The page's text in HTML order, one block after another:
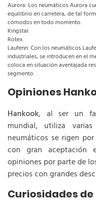
Aurora: Los neumáticos Aurora
equilibrio en carretera, de tal
cómodos en todo momento.
Kingstar.
Rotex.
Laufenn: Con los neumáticos
industriales, se introducen en el
coloca en situación aventajada
segmento.
Opiniones
Hankook, al ser un
mundial, utiliza
neumáticos se rigen
con gran aceptación
opiniones por parte de
precios con grandes
Curiosidades